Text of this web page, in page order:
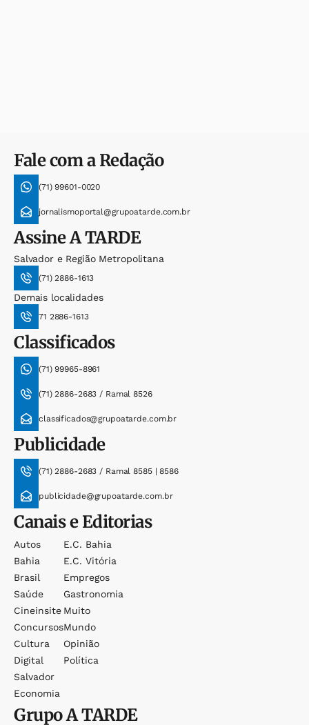
Fale com a Redação
(71) 99601-0020
jornalismoportal@grupoatarde.com.br
AssineA TARDE
Salvador e Região Metropolitana
(71) 2886-1613
Demais localidades
71 2886-1613
Classificados
(71) 99965-8961
(71) 2886-2683 / Ramal 8526
classificados@grupoatarde.com.br
Publicidade
(71) 2886-2683 / Ramal 8585 | 8586
publicidade@grupoatarde.com.br
Canais e Editorias
Autos
Bahia
Brasil
Saúde
Cineinsite
Concursos
Cultura
Digital
Salvador
Economia
E.c. Bahia
E.c. Vitória
Empregos
Gastronomia
Muito
Mundo
Opinião
Política
GrupoA TARDE